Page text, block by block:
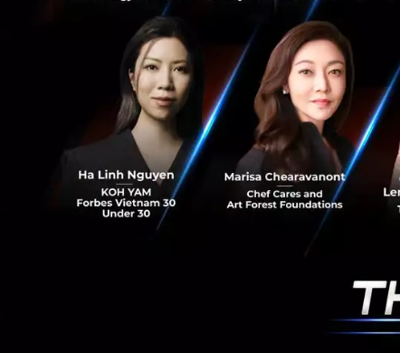
ปัจจุบันมีอุปกรณ์ด้
ตรวจการนอนหลั
นี้มีให้ใช้กันอย่างก
ข้อมูลเหล่านี้ จะส
ร่วมมือกันระหว่
การให้อำนาจขอ
จ่าย และที่สำคัญที่
ประโยชน์ให้กับเ